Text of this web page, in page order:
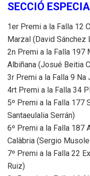
SECCIÓ
1er Premi a la Falla 12
Marzal (David Sánchez
2n Premi a la Falla
Albiñana (Josué Beitia
3r Premi a la Falla 9 Na
4rt Premi a la Falla 34
5º Premi a la Falla 177
Santaeulalia Serrán)
6º Premi a la Falla 187
Calàbria (Sergio
7º Premi a la Falla 22
Ruiz)